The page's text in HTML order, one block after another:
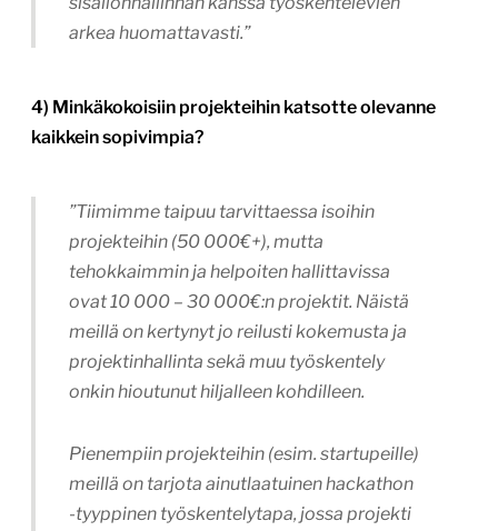
arkea huomattavasti.”
4) Minkäkokoisiin projekteihin katsotte olevanne
kaikkein sopivimpia?
”Tiimimme taipuu tarvittaessa isoihin
projekteihin (50 000€+), mutta
tehokkaimmin ja helpoiten hallittavissa
ovat 10 000 – 30 000€:n projektit. Näistä
meillä on kertynyt jo reilusti kokemusta ja
projektinhallinta sekä muu työskentely
onkin hioutunut hiljalleen kohdilleen.
Pienempiin projekteihin (esim. startupeille)
meillä on tarjota ainutlaatuinen hackathon
-tyyppinen työskentelytapa, jossa projekti